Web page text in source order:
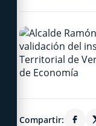
Compartir: